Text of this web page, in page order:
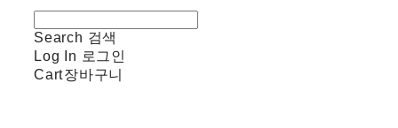
Search 검색
Log In 로그인
Cart장바구니